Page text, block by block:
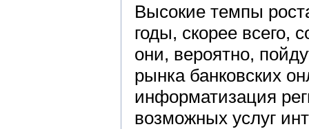
Высокие темпы
годы, скорее всего,
они, вероятно,
рынка банковских
информатизация
возможных услуг